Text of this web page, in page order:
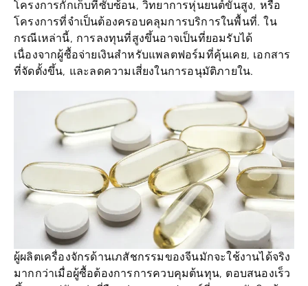
โครงการที่จำเป็นต้องครอบคลุมการบริการในพื้นที่. ใน
กรณีเหล่านี้, การลงทุนที่สูงขึ้นอาจเป็นที่ยอมรับได้
เนื่องจากผู้ซื้อจ่ายเงินสำหรับแพลตฟอร์มที่คุ้นเคย, เอกสาร
ที่จัดตั้งขึ้น, และลดความเสี่ยงในการอนุมัติภายใน.
ผู้ผลิตเครื่องจักรด้านเภสัชกรรมของจีนมักจะใช้งานได้จริง
มากกว่าเมื่อผู้ซื้อต้องการการควบคุมต้นทุน, ตอบสนองเร็ว
ขึ้น, การปรับแต่งที่ยืดหยุ่น, และอุปกรณ์ที่เหมาะกับสินค้า